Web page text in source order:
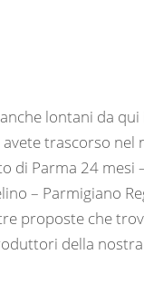
lontani da
trascorso
di Parma 24 mesi
– Parmigiano
proposte che
della